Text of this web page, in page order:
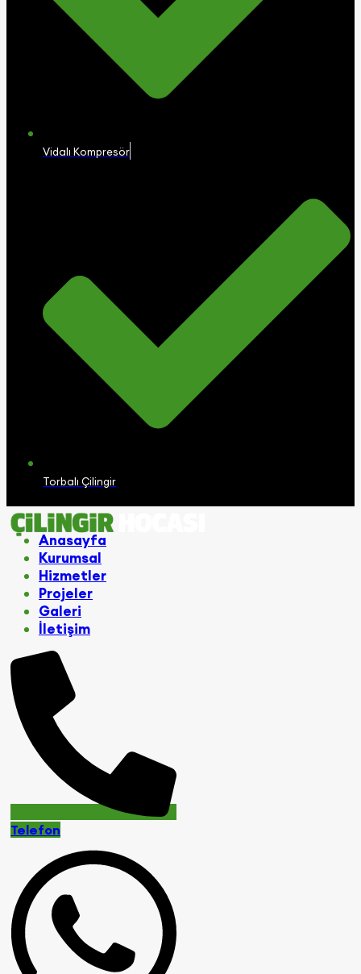
Vidalı Kompresör
Torbalı Çilingir
Anasayfa
Kurumsal
Hizmetler
Projeler
Galeri
İletişim
Telefon